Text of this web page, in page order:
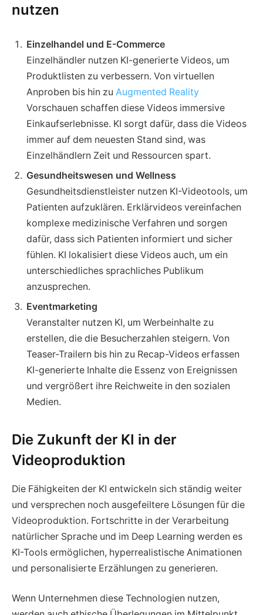
nutzen
Einzelhandel und E-Commerce
Einzelhändler nutzen KI-generierte Videos, um
Produktlisten zu verbessern. Von virtuellen
Anproben bis hin zu Augmented Reality
Vorschauen schaffen diese Videos immersive
Einkaufserlebnisse. KI sorgt dafür, dass die Videos
immer auf dem neuesten Stand sind, was
Einzelhändlern Zeit und Ressourcen spart.
Gesundheitswesen und Wellness
Gesundheitsdienstleister nutzen KI-Videotools, um
Patienten aufzuklären. Erklärvideos vereinfachen
komplexe medizinische Verfahren und sorgen
dafür, dass sich Patienten informiert und sicher
fühlen. KI lokalisiert diese Videos auch, um ein
unterschiedliches sprachliches Publikum
anzusprechen.
Eventmarketing
Veranstalter nutzen KI, um Werbeinhalte zu
erstellen, die die Besucherzahlen steigern. Von
Teaser-Trailern bis hin zu Recap-Videos erfassen
KI-generierte Inhalte die Essenz von Ereignissen
und vergrößert ihre Reichweite in den sozialen
Medien.
Die Zukunft der KI in der
Videoproduktion
Die Fähigkeiten der KI entwickeln sich ständig weiter
und versprechen noch ausgefeiltere Lösungen für die
Videoproduktion. Fortschritte in der Verarbeitung
natürlicher Sprache und im Deep Learning werden es
KI-Tools ermöglichen, hyperrealistische Animationen
und personalisierte Erzählungen zu generieren.
Wenn Unternehmen diese Technologien nutzen,